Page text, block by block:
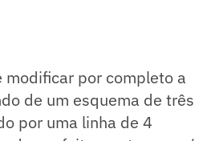
modificar por completo a
de um esquema de três
por uma linha de 4